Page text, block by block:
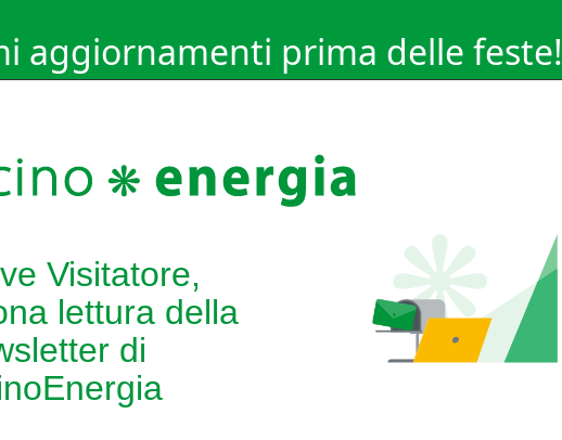
aggiornamenti prima delle feste!
Visitatore,
lettura della
di